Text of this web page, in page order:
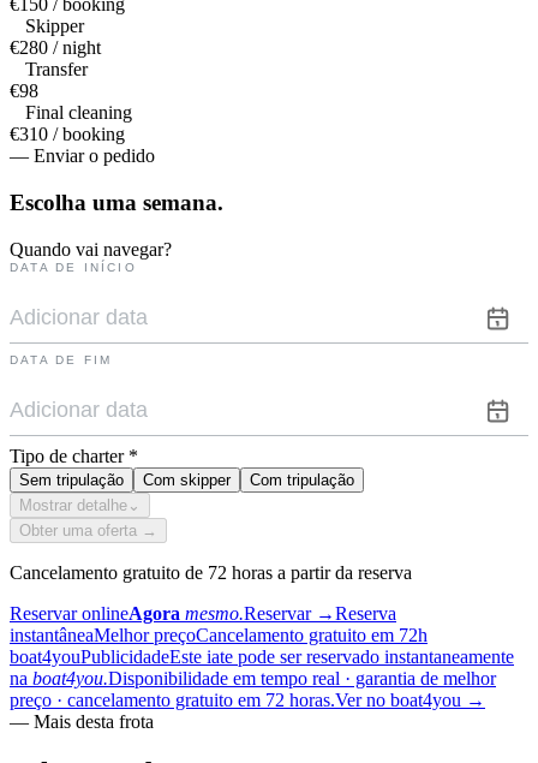
€150 / booking
Skipper
€280 / night
Transfer
€98
Final cleaning
€310 / booking
— Enviar o pedido
Escolha uma semana.
Quando vai navegar?
DATA DE INÍCIO
DATA DE FIM
Tipo de charter *
Sem tripulação Com skipper
Com tripulação
Mostrar detalhe ⌄
Obter uma oferta →
Cancelamento gratuito de 72 horas a partir da reserva
Reservar onlineAgora mesmo.Reservar →Reserva
instantâneaMelhor preçoCancelamento gratuito em 72h
boat4youPublicidadeEste iate pode ser reservado instantaneamente
na boat4you.Disponibilidade em tempo real · garantia de melhor
preço · cancelamento gratuito em 72 horas.Ver no boat4you →
— Mais desta frota